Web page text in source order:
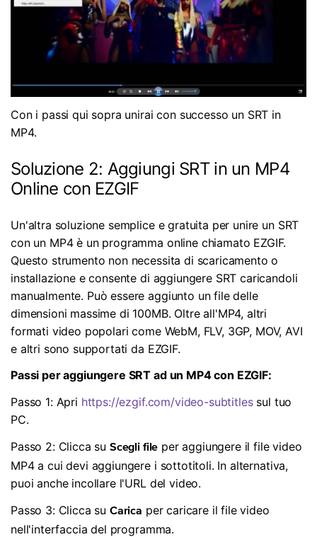
Con i passi qui sopra unirai con successo un SRT in
MP4.
Soluzione 2: Aggiungi SRT in un MP4
Online con EZGIF
Un'altra soluzione semplice e gratuita per unire un SRT
con un MP4 è un programma online chiamato EZGIF.
Questo strumento non necessita di scaricamento o
installazione e consente di aggiungere SRT caricandoli
manualmente. Può essere aggiunto un file delle
dimensioni massime di 100MB. Oltre all'MP4, altri
formati video popolari come WebM, FLV, 3GP, MOV, AVI
e altri sono supportati da EZGIF.
Passi per aggiungere SRT ad un MP4 con EZGIF:
Passo 1: Apri https://ezgif.com/video-subtitlessul tuo
PC.
Passo 2: Clicca su Scegli file per aggiungere il file video
MP4 a cui devi aggiungere i sottotitoli. In alternativa,
puoi anche incollare l'URL del video.
Passo 3: Clicca su Carica per caricare il file video
nell'interfaccia del programma.